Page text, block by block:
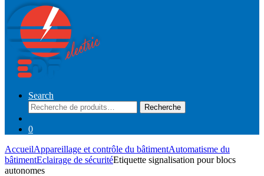
Search
Recherche
pour :
Recherche
0
AccueilAppareillage et contrôle du bâtimentAutomatisme du
bâtimentEclairage de sécuritéEtiquette signalisation pour blocs
autonomes